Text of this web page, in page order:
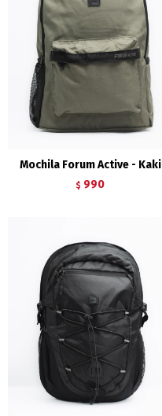
Mochila Forum Active - Kaki
$ 990